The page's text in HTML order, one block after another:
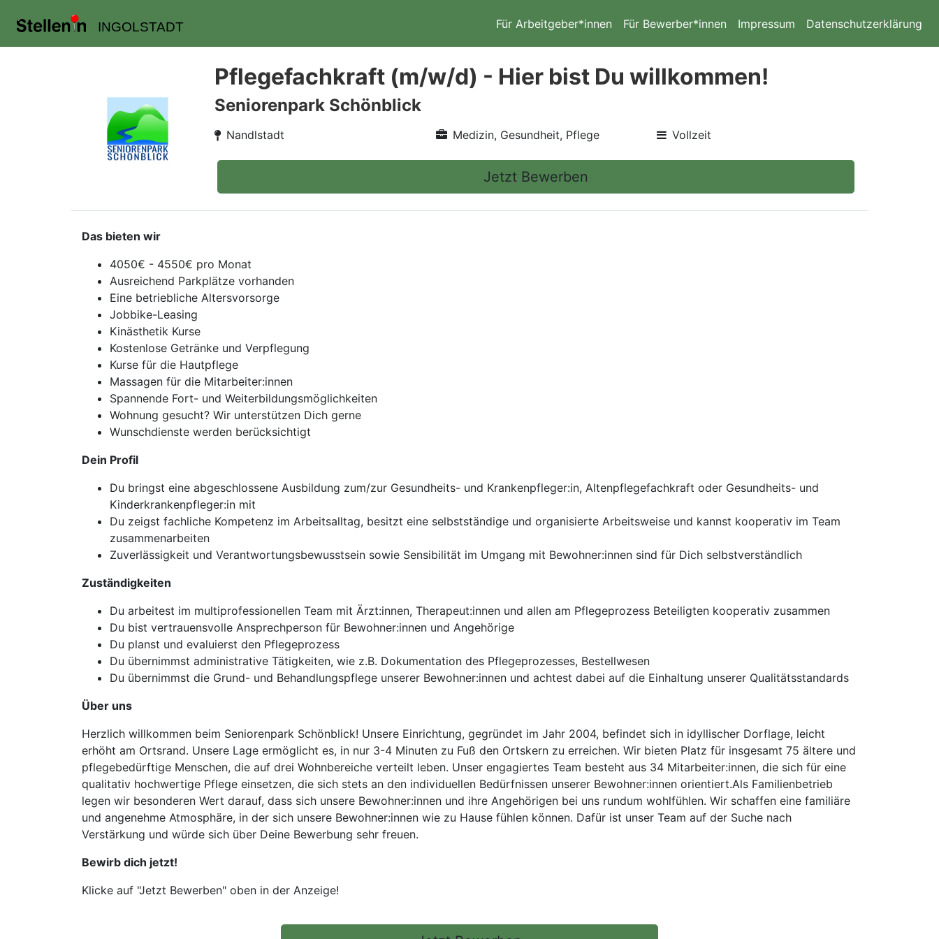
INGOLSTADT Für Arbeitgeber*innen Für Bewerber*innen Impressum Datenschutzerklärung
Pflegefachkraft (m/w/d) - Hier bist Du willkommen!
Seniorenpark Schönblick
Nandlstadt Medizin, Gesundheit, Pflege Vollzeit
Jetzt Bewerben
Das bieten wir
4050€ - 4550€ pro Monat
Ausreichend Parkplätze vorhanden
Eine betriebliche Altersvorsorge
Jobbike-Leasing
Kinästhetik Kurse
Kostenlose Getränke und Verpflegung
Kurse für die Hautpflege
Massagen für die Mitarbeiter:innen
Spannende Fort- und Weiterbildungsmöglichkeiten
Wohnung gesucht? Wir unterstützen Dich gerne
Wunschdienste werden berücksichtigt
Dein Profil
Du bringst eine abgeschlossene Ausbildung zum/zur Gesundheits- und Krankenpfleger:in, Altenpflegefachkraft oder Gesundheits- und
Kinderkrankenpfleger:in mit
Du zeigst fachliche Kompetenz im Arbeitsalltag, besitzt eine selbstständige und organisierte Arbeitsweise und kannst kooperativ im Team
zusammenarbeiten
Zuverlässigkeit und Verantwortungsbewusstsein sowie Sensibilität im Umgang mit Bewohner:innen sind für Dich selbstverständlich
Zuständigkeiten
Du arbeitest im multiprofessionellen Team mit Ärzt:innen, Therapeut:innen und allen am Pflegeprozess Beteiligten kooperativ zusammen
Du bist vertrauensvolle Ansprechperson für Bewohner:innen und Angehörige
Du planst und evaluierst den Pflegeprozess
Du übernimmst administrative Tätigkeiten, wie z.B. Dokumentation des Pflegeprozesses, Bestellwesen
Du übernimmst die Grund- und Behandlungspflege unserer Bewohner:innen und achtest dabei auf die Einhaltung unserer Qualitätsstandards
Über uns
Herzlich willkommen beim Seniorenpark Schönblick! Unsere Einrichtung, gegründet im Jahr 2004, befindet sich in idyllischer Dorflage, leicht
erhöht am Ortsrand. Unsere Lage ermöglicht es, in nur 3-4 Minuten zu Fuß den Ortskern zu erreichen. Wir bieten Platz für insgesamt 75 ältere und
pflegebedürftige Menschen, die auf drei Wohnbereiche verteilt leben. Unser engagiertes Team besteht aus 34 Mitarbeiter:innen, die sich für eine
qualitativ hochwertige Pflege einsetzen, die sich stets an den individuellen Bedürfnissen unserer Bewohner:innen orientiert.Als Familienbetrieb
legen wir besonderen Wert darauf, dass sich unsere Bewohner:innen und ihre Angehörigen bei uns rundum wohlfühlen. Wir schaffen eine familiäre
und angenehme Atmosphäre, in der sich unsere Bewohner:innen wie zu Hause fühlen können. Dafür ist unser Team auf der Suche nach
Verstärkung und würde sich über Deine Bewerbung sehr freuen.
Bewirb dich jetzt!
Klicke auf "Jetzt Bewerben" oben in der Anzeige!